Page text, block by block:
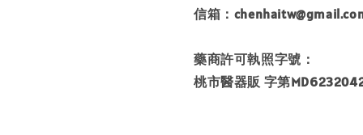
信箱：
藥商許可執照字號：
桃市醫器販 字第